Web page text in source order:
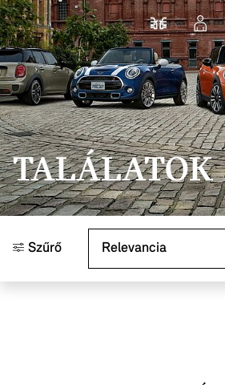
Ugrás a főtartalomra
TALÁLATOK
Szűrő